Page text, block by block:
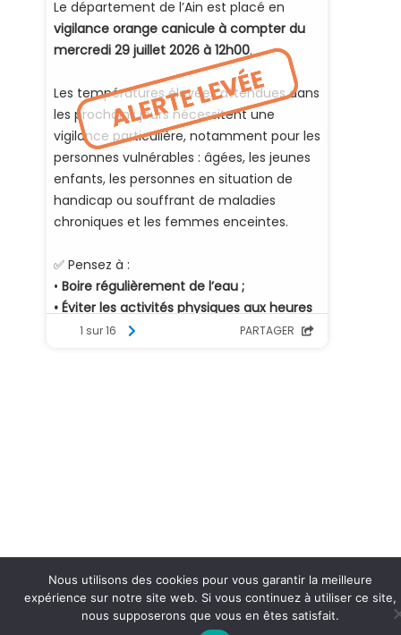
Nous utilisons des cookies pour vous garantir la meilleure
expérience sur notre site web. Si vous continuez à utiliser ce site,
nous supposerons que vous en êtes satisfait.